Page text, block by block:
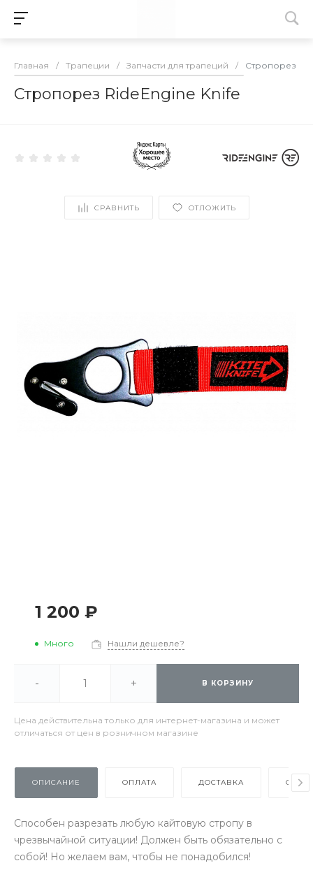
Главная / Трапеции / Запчасти для трапеций / Стропорез
Стропорез RideEngine Knife
СРАВНИТЬ ОТЛОЖИТЬ
1 200 ₽
Много Нашли дешевле?
- + В КОРЗИНУ
Цена действительна только для интернет-магазина и может
отличаться от цен в розничном магазине
ОПИСАНИЕ ОПЛАТА ДОСТАВКА
Способен разрезать любую кайтовую стропу в
чрезвычайной ситуации! Должен быть обязательно с
собой! Но желаем вам, чтобы не понадобился!